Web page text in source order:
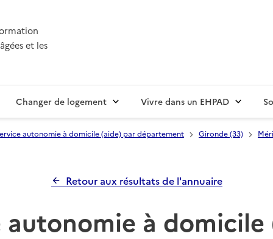
et les
Changer de logement Vivre dans un EHPAD
autonomie à domicile (aide) par département Gironde (33)
Retour aux résultats de l'annuaire
autonomie à domicile